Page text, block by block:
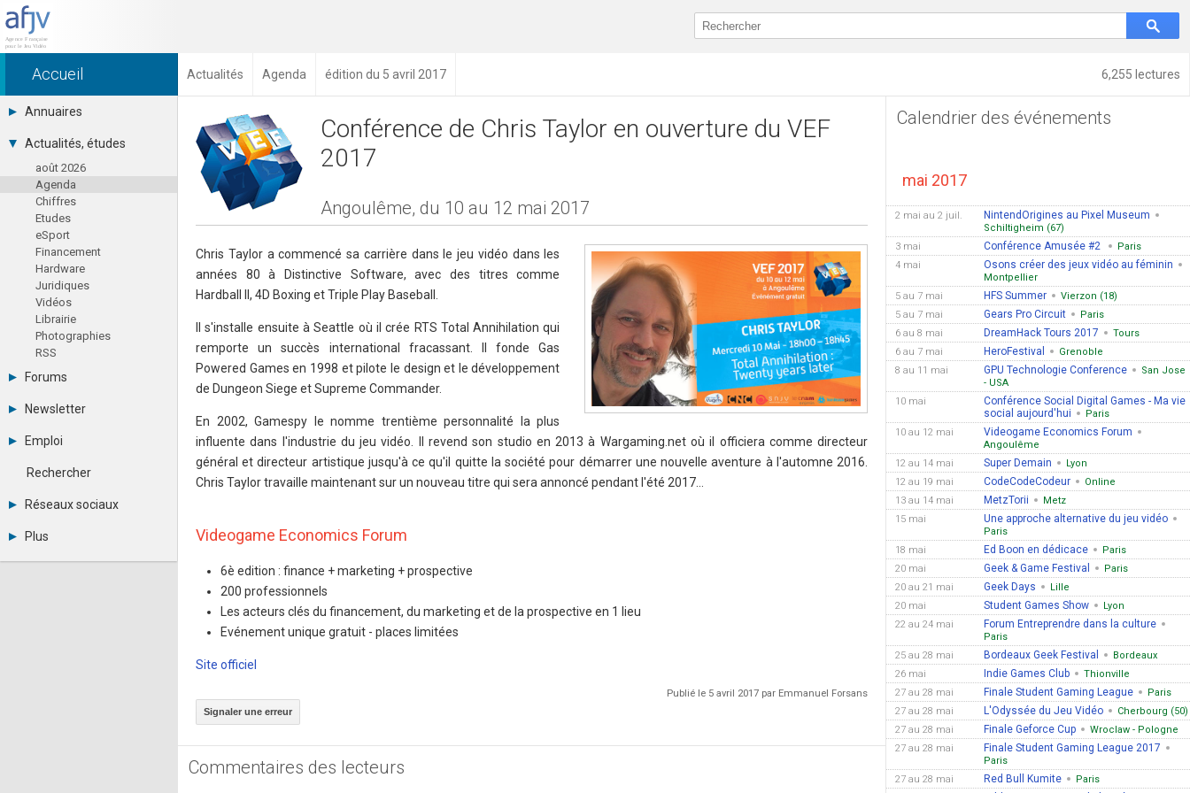
6,255 lectures
Accueil Actualités Agenda édition du 5 avril 2017
Annuaires
Toutes les sociétés (691)
Studios (418)
Editeurs (49)
Distributeurs (16)
Hard. / Accessoires (10)
Middlewares (15)
Prestataires (99)
Assoc. / Syndicats (21)
Formations / Ecoles (46)
Presse spécialisée (17)
Actualités, études
août 2026
Agenda
Chiffres
Etudes
eSport
Financement
Hardware
Juridiques
Vidéos
Librairie
Photographies
RSS
Forums
Tous les forums
Se connecter
Messages privés
Contacter un modérateur
Newsletter
Archives
Abonnement
Emploi
Consulter les annonces
Observatoire de l'emploi
Rechercher
Réseaux sociaux
LinkedIn
Plus
Annonceurs
Conférence de Chris Taylor en ouverture du VEF
2017
Angoulême, du 10 au 12 mai 2017
Chris Taylor a commencé sa carrière dans le jeu vidéo dans les
années 80 à Distinctive Software, avec des titres comme
Hardball II, 4D Boxing et Triple Play Baseball.
Il s'installe ensuite à Seattle où il crée RTS Total Annihilation qui
remporte un succès international fracassant. Il fonde Gas
Powered Games en 1998 et pilote le design et le développement
de Dungeon Siege et Supreme Commander.
En 2002, Gamespy le nomme trentième personnalité la plus
influente dans l'industrie du jeu vidéo. Il revend son studio en 2013 à Wargaming.net où il officiera comme directeur
général et directeur artistique jusqu'à ce qu'il quitte la société pour démarrer une nouvelle aventure à l'automne 2016.
Chris Taylor travaille maintenant sur un nouveau titre qui sera annoncé pendant l'été 2017…
Videogame Economics Forum
6è edition : finance + marketing + prospective
200 professionnels
Les acteurs clés du financement, du marketing et de la prospective en 1 lieu
Evénement unique gratuit - places limitées
Site officiel
Publié le 5 avril 2017 par Emmanuel Forsans
Signaler une erreur
Commentaires des lecteurs
Calendrier des événements
mai 2017
2 mai au 2 juil. NintendOrigines au Pixel Museum
Schiltigheim (67)
3 mai
Conférence Amusée #2
Paris
4 mai
Osons créer des jeux vidéo au féminin
Montpellier
5 au 7 mai
HFS Summer
Vierzon (18)
5 au 7 mai
Gears Pro Circuit
Paris
6 au 8 mai
DreamHack Tours 2017
Tours
6 au 7 mai
HeroFestival
Grenoble
8 au 11 mai
GPU Technologie Conference
San Jose
- USA
10 mai
Conférence Social Digital Games - Ma vie
social aujourd'hui
Paris
10 au 12 mai
Videogame Economics Forum
Angoulême
12 au 14 mai
Super Demain
Lyon
12 au 19 mai
CodeCodeCodeur
Online
13 au 14 mai
MetzTorii
Metz
15 mai
Une approche alternative du jeu vidéo
Paris
18 mai
Ed Boon en dédicace
Paris
20 mai
Geek & Game Festival
Paris
20 au 21 mai
Geek Days
Lille
20 mai
Student Games Show
Lyon
22 au 24 mai
Forum Entreprendre dans la culture
Paris
25 au 28 mai
Bordeaux Geek Festival
Bordeaux
26 mai
Indie Games Club
Thionville
27 au 28 mai
Finale Student Gaming League
Paris
27 au 28 mai
L'Odyssée du Jeu Vidéo
Cherbourg (50)
27 au 28 mai
Finale Geforce Cup
Wroclaw - Pologne
27 au 28 mai
Finale Student Gaming League 2017
Paris
27 au 28 mai
Red Bull Kumite
Paris